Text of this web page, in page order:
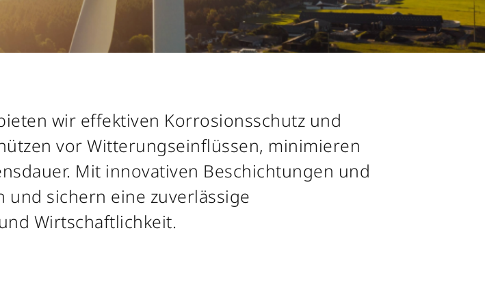
wir effektiven Korrosionsschutz und
vor Witterungseinflüssen, minimieren
Mit innovativen Beschichtungen und
sichern eine zuverlässige
Wirtschaftlichkeit.